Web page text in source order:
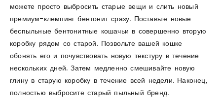
можете просто выбросить старые вещи и слить новый
премиум-клемпинг бентонит сразу. Поставьте новые
беспыльные бентонитные кошачьи в совершенно вторую
коробку рядом со старой. Позвольте вашей кошке
обонять его и почувствовать новую текстуру в течение
нескольких дней. Затем медленно смешивайте новую
глину в старую коробку в течение всей недели. Наконец,
полностью выбросите старый пыльный бренд.